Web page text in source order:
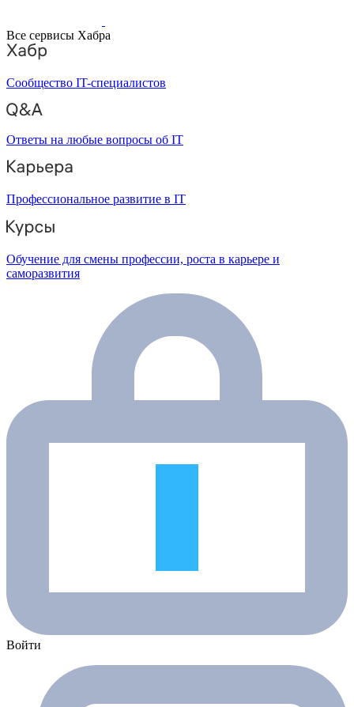
Все сервисы Хабра
Сообщество IT-специалистов
Ответы на любые вопросы об IT
Профессиональное развитие в IT
Обучение для смены профессии, роста в карьере и
саморазвития
Войти